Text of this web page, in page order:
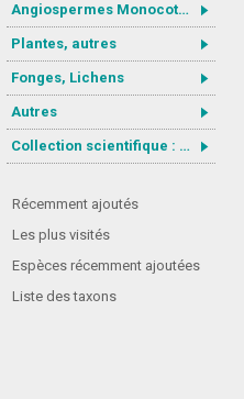
Angiospermes Monocotylédones
Plantes, autres
Fonges, Lichens
Autres
Collection scientifique : Gastrotricha
Récemment ajoutés
Les plus visités
Espèces récemment ajoutées
Liste des taxons